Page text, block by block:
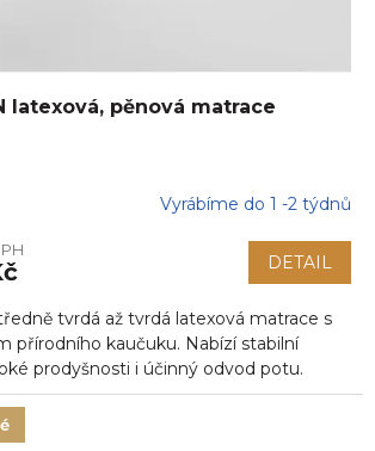
latexová, pěnová matrace
Vyrábíme do 1 -2 týdnů
DETAIL
tvrdá až tvrdá latexová matrace s
přírodního kaučuku. Nabízí stabilní
prodyšnosti i účinný odvod potu.